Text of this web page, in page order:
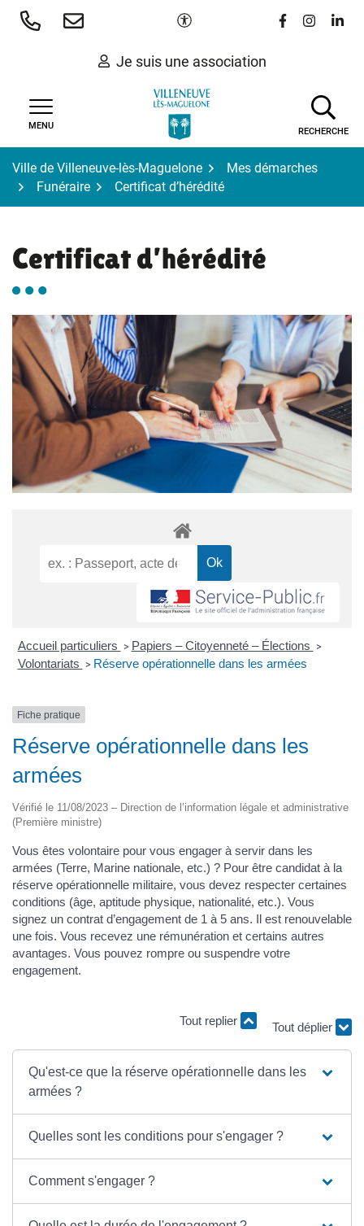
Aller
Paramètres d'accessibilité
Lien vers le
Lien vers
Lien
Je suis une association
MENU
RECHERCHE
Ville de Villeneuve-lès-Maguelone
Mes démarches
Funéraire
Certificat d’hérédité
Certificat d’hérédité
Accueil particuliers > Papiers – Citoyenneté – Élections >
Volontariats > Réserve opérationnelle dans les armées
Fiche pratique
Réserve opérationnelle dans les
armées
Vérifié le 11/08/2023 – Direction de l’information légale et administrative
(Première ministre)
Vous êtes volontaire pour vous engager à servir dans les
armées (Terre, Marine nationale, etc.) ? Pour être candidat à la
réserve opérationnelle militaire, vous devez respecter certaines
conditions (âge, aptitude physique, nationalité, etc.). Vous
signez un contrat d’engagement de 1 à 5 ans. Il est renouvelable
une fois. Vous recevez une rémunération et certains autres
avantages. Vous pouvez rompre ou suspendre votre
engagement.
Tout replier
Tout déplier
Qu'est-ce que la réserve opérationnelle dans les
armées ?
Quelles sont les conditions pour s'engager ?
Comment s'engager ?